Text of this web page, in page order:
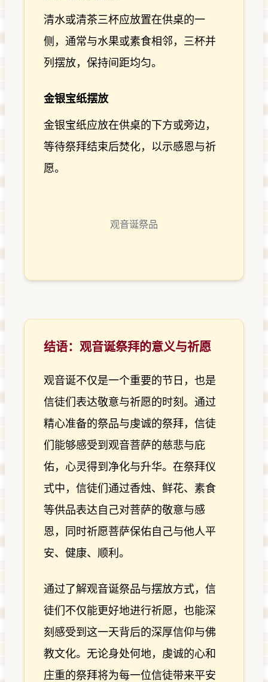
清水或清茶三杯应放置在供桌的一
侧，通常与水果或素食相邻，三杯并
列摆放，保持间距均匀。
金银宝纸摆放
金银宝纸应放在供桌的下方或旁边，
等待祭拜结束后焚化，以示感恩与祈
愿。
观音诞祭品
结语：观音诞祭拜的意义与祈愿
观音诞不仅是一个重要的节日，也是
信徒们表达敬意与祈愿的时刻。通过
精心准备的祭品与虔诚的祭拜，信徒
们能够感受到观音菩萨的慈悲与庇
佑，心灵得到净化与升华。在祭拜仪
式中，信徒们通过香烛、鲜花、素食
等供品表达自己对菩萨的敬意与感
恩，同时祈愿菩萨保佑自己与他人平
安、健康、顺利。
通过了解观音诞祭品与摆放方式，信
徒们不仅能更好地进行祈愿，也能深
刻感受到这一天背后的深厚信仰与佛
教文化。无论身处何地，虔诚的心和
庄重的祭拜将为每一位信徒带来平安